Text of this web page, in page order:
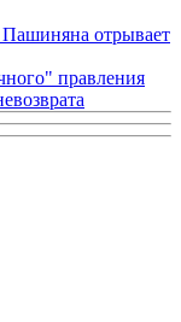
Пашиняна отрывает
правления